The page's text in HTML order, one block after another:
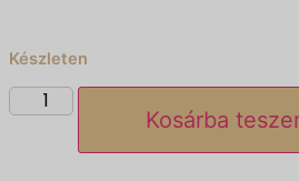
Készleten
Kosárba